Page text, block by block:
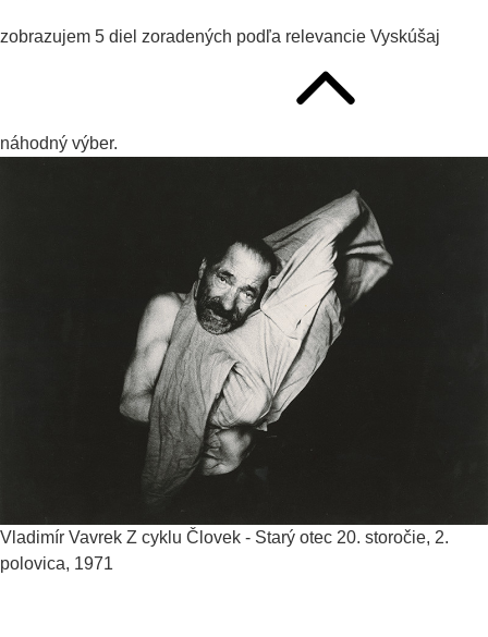
zobrazujem 5 diel zoradených podľa relevancie Vyskúšaj
náhodný výber.
Vladimír Vavrek Z cyklu Človek - Starý otec 20. storočie, 2.
polovica, 1971